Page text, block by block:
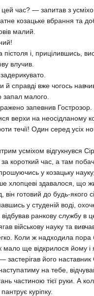
час? — запитав з
козацьке вбрання та
малий.
і, прицілившись,
влучив.
справді вже чогось
запал малого.
запевнив
верхи на неосідланому
течії! Один серед усіх
усміхом відгукнувся
короткий час, а там
у козацьку
хлопцеві здавалося, що
готовий до будь-якого
у студеній воді,
ранкову службу в
військову науку та
Коли ж надходила пора
мало ще відкрилося йому і
його наставник
на тебе,
частиною тієї руки. А
куріпку.